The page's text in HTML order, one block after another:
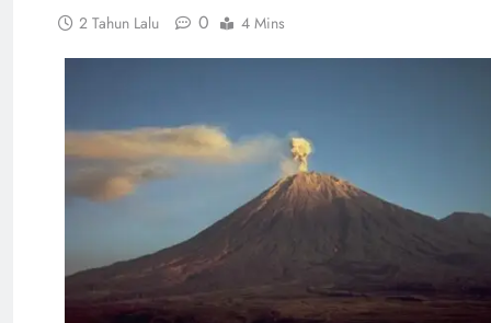
2 Tahun Lalu 0 4 Mins